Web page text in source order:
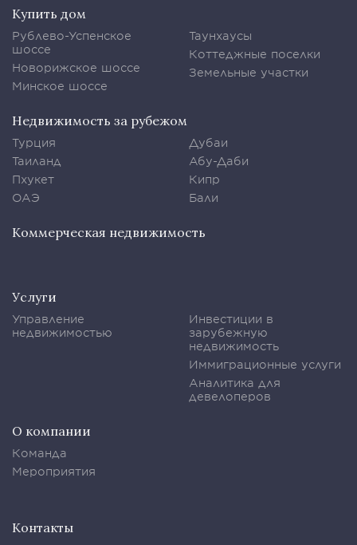
Купить дом
Рублево-Успенское
шоссе
Новорижское шоссе
Минское шоссе
Таунхаусы
Коттеджные поселки
Земельные участки
Недвижимость за рубежом
Турция
Таиланд
Пхукет
ОАЭ
Дубаи
Абу-Даби
Кипр
Бали
Коммерческая недвижимость
Услуги
Управление
недвижимостью
Инвестиции в
зарубежную
недвижимость
Иммиграционные услуги
Аналитика для
девелоперов
О компании
Команда
Мероприятия
Контакты